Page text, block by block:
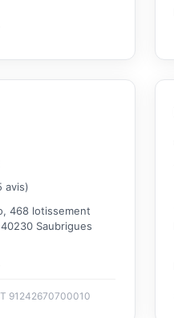
avis)
468 lotissement
Saubrigues
91242670700010